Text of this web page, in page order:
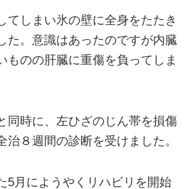
てしまい氷の壁に全身をたたき
た。意識はあったのですが内臓
ものの肝臓に重傷を負ってしま
同時に、左ひざのじん帯を損傷
治８週間の診断を受けました。
5月にようやくリハビリを開始